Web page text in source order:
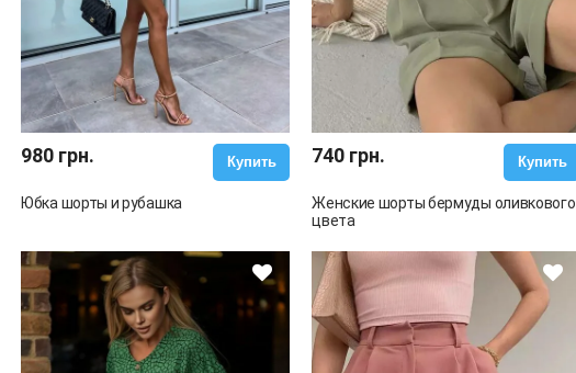
980 грн. Купить
Юбка шорты и рубашка
740 грн. Купить
Женские шорты бермуды оливкового
цвета